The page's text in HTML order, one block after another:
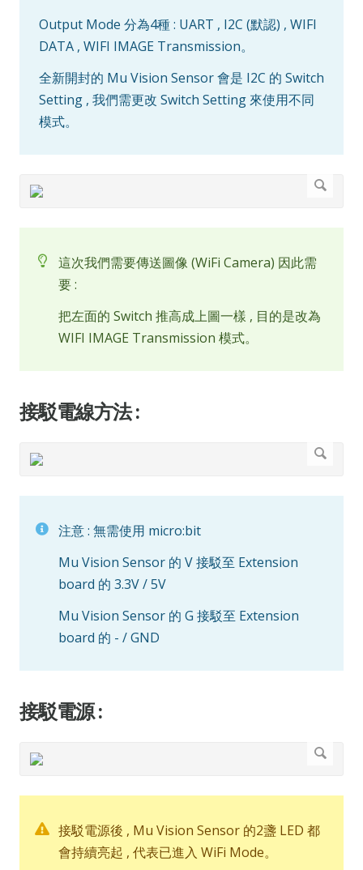
Output Mode 分為4種 : UART , I2C (默認) , WIFI
DATA , WIFI IMAGE Transmission。
全新開封的 Mu Vision Sensor 會是 I2C 的 Switch
Setting , 我們需更改 Switch Setting 來使用不同
模式。
這次我們需要傳送圖像 (WiFi Camera) 因此需
要 :
把左面的 Switch 推高成上圖一樣 , 目的是改為
WIFI IMAGE Transmission 模式。
接駁電線方法 :
注意 : 無需使用 micro:bit
Mu Vision Sensor 的 V 接駁至 Extension
board 的 3.3V / 5V
Mu Vision Sensor 的 G 接駁至 Extension
board 的 - / GND
接駁電源 :
接駁電源後 , Mu Vision Sensor 的2盞 LED 都
會持續亮起 , 代表已進入 WiFi Mode。